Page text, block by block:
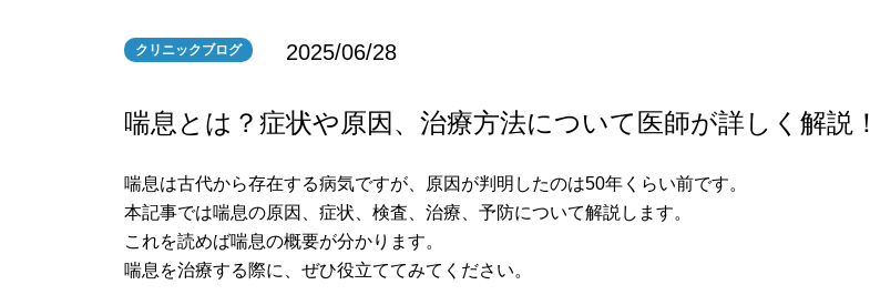
クリニックブログ 2025/06/28
喘息とは？症状や原因、治療方法について医師が詳しく解説！
喘息は古代から存在する病気ですが、原因が判明したのは50年くらい前です。
本記事では喘息の原因、症状、検査、治療、予防について解説します。
これを読めば喘息の概要が分かります。
喘息を治療する際に、ぜひ役立ててみてください。